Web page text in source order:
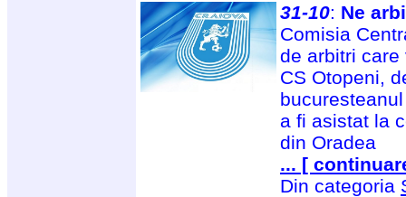
31-10: Ne
Comisia
de arbitri
CS Otopeni,
a fi asistat la
din Oradea
... [
Din categoria